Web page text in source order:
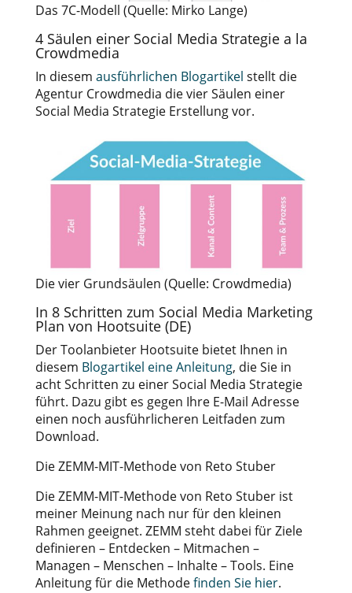
Das 7C-Modell (Quelle: Mirko Lange)
4 Säulen einer Social Media Strategie a la
Crowdmedia
In diesem ausführlichen Blogartikel stellt die
Agentur Crowdmedia die vier Säulen einer
Social Media Strategie Erstellung vor.
Die vier Grundsäulen (Quelle: Crowdmedia)
In 8 Schritten zum Social Media Marketing
Plan von Hootsuite (DE)
Der Toolanbieter Hootsuite bietet Ihnen in
diesem Blogartikel eine Anleitung, die Sie in
acht Schritten zu einer Social Media Strategie
führt. Dazu gibt es gegen Ihre E-Mail Adresse
einen noch ausführlicheren Leitfaden zum
Download.
Die ZEMM-MIT-Methode von Reto Stuber
Die ZEMM-MIT-Methode von Reto Stuber ist
meiner Meinung nach nur für den kleinen
Rahmen geeignet. ZEMM steht dabei für Ziele
definieren – Entdecken – Mitmachen –
Managen – Menschen – Inhalte – Tools. Eine
Anleitung für die Methodefinden Sie hier.